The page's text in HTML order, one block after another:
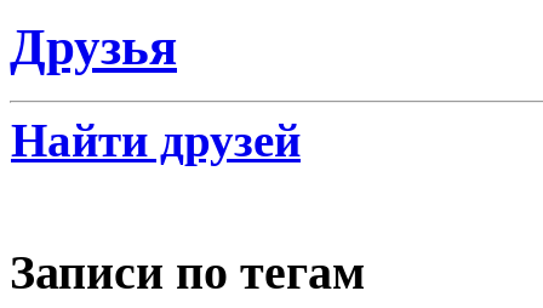
Друзья
Найти друзей
Записи по тегам